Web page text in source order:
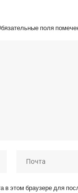
поля
в этом браузере для